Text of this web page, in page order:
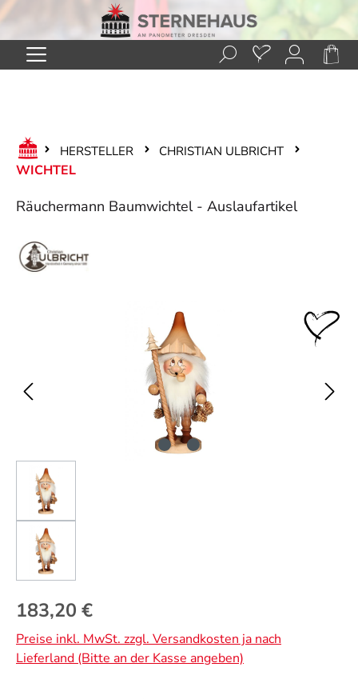
Zum Hauptinhalt springen
HERSTELLER CHRISTIAN ULBRICHT
WICHTEL
Räuchermann Baumwichtel - Auslaufartikel
Regulärer Preis:
183,20 €
Preise inkl. MwSt. zzgl. Versandkosten ja nach
Lieferland (Bitte an der Kasse angeben)